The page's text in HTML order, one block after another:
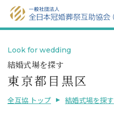
Look for wedding
結婚式場を探す
東京都目黒区
全互協 トップ 結婚式場を探す